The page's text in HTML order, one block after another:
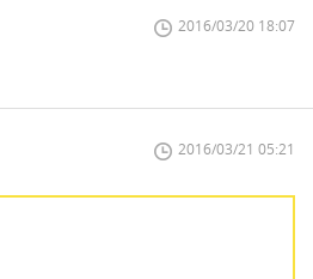
2016/03/20 18:07
2016/03/21 05:21